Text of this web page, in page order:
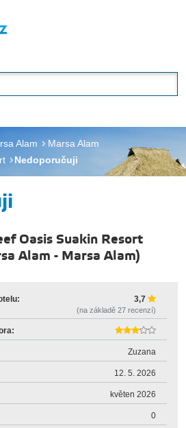
Alam
Marsa Alam
Nedoporučuji
Oasis Suakin Resort
Alam - Marsa Alam)
3,7
(na základě 27 recenzí)
Zuzana
12. 5. 2026
květen 2026
0